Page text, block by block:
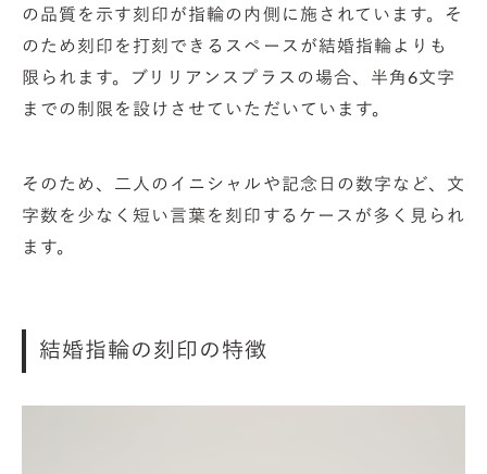
の品質を示す刻印が指輪の内側に施されています。そ
のため刻印を打刻できるスペースが結婚指輪よりも
限られます。ブリリアンスプラスの場合、半角6文字
までの制限を設けさせていただいています。
そのため、二人のイニシャルや記念日の数字など、文
字数を少なく短い言葉を刻印するケースが多く見られ
ます。
結婚指輪の刻印の特徴